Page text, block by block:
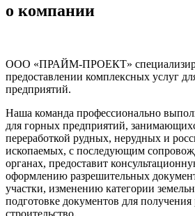
о компании
ООО «ПРАЙМ-ПРОЕКТ»
предоставлении комплексных услуг
предприятий.
Наша команда профессионально
для горных предприятий,
переработкой рудных, нерудных и
ископаемых, с последующим
органах, предоставит
оформлению разрешительных
участки, изменению категории
подготовке документов для получения
строительство.